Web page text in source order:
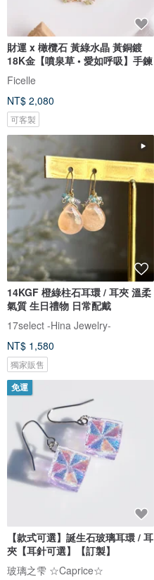
財運 x 橄欖石 黃綠水晶 黃銅鍍
18K金【噴泉草 • 愛如呼吸】手鍊
Ficelle
NT$ 2,080
可客製
14KGF 橙綠柱石耳環 / 耳夾 溫柔
氣質 生日禮物 日常配戴
17select -Hina Jewelry-
NT$ 1,580
獨家販售
免運
【款式可選】誕生石玻璃耳環 / 耳
夾【耳針可選】【訂製】
玻璃之雫 ☆Caprice☆